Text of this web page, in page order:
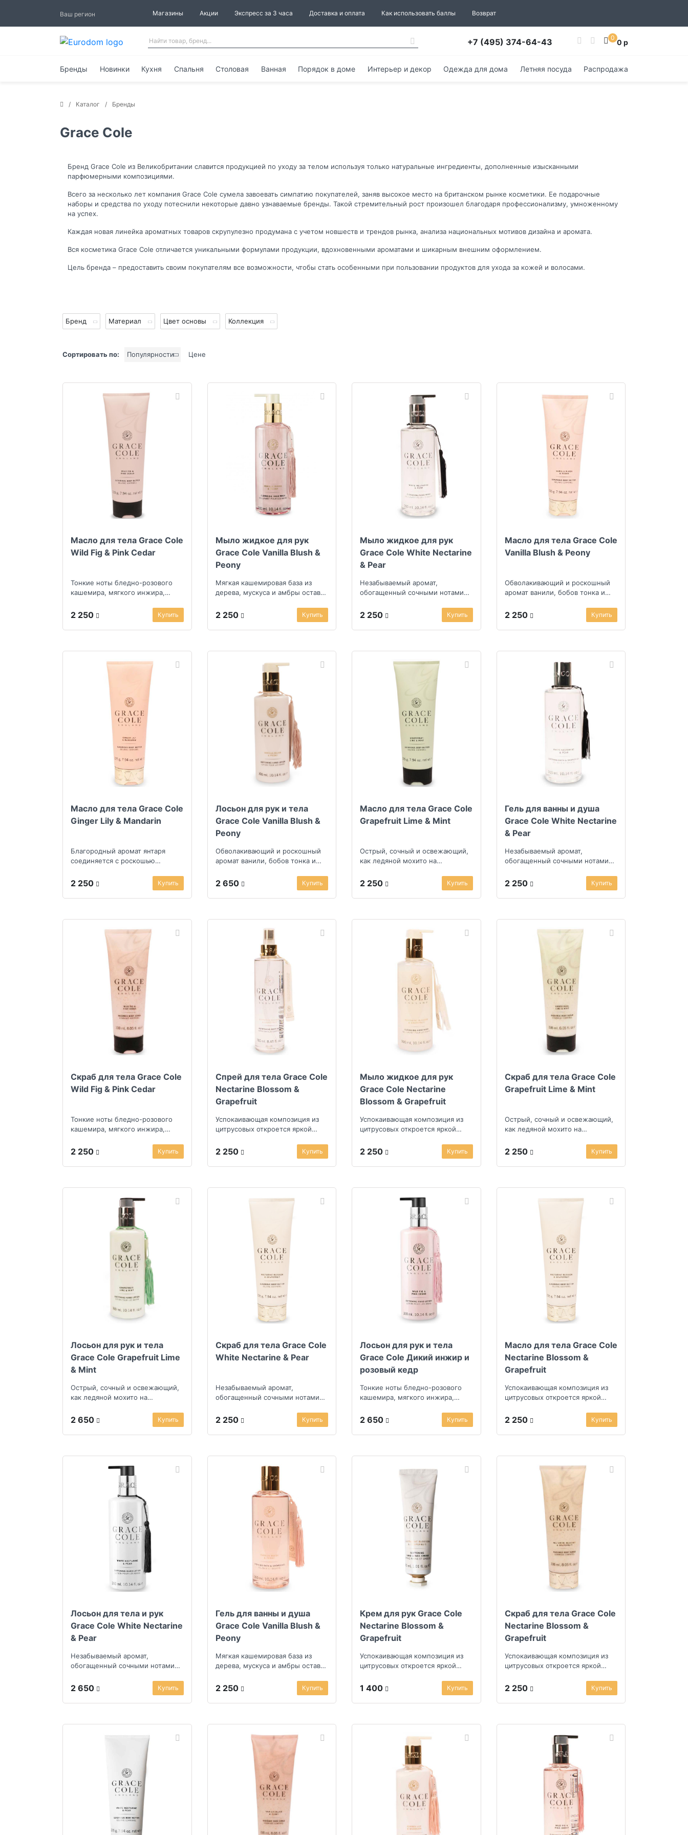
Ваш регион Магазины Акции Экспресс за 3 часа Доставка и оплата Как использовать баллы Возврат
+7 (495) 374-64-43 0 0 р
Бренды Новинки Кухня Спальня Столовая Ванная Порядок в доме Интерьер и декор Одежда для дома Летняя посуда Распродажа
Каталог Бренды
Grace Cole
Бренд Grace Cole из Великобритании славится продукцией по уходу за телом используя только натуральные ингредиенты, дополненные изысканными
парфюмерными композициями.
Всего за несколько лет компания Grace Cole сумела завоевать симпатию покупателей, заняв высокое место на британском рынке косметики. Ее подарочные
наборы и средства по уходу потеснили некоторые давно узнаваемые бренды. Такой стремительный рост произошел благодаря профессионализму, умноженному
на успех.
Каждая новая линейка ароматных товаров скрупулезно продумана с учетом новшеств и трендов рынка, анализа национальных мотивов дизайна и аромата.
Вся косметика Grace Cole отличается уникальными формулами продукции, вдохновенными ароматами и шикарным внешним оформлением.
Цель бренда – предоставить своим покупателям все возможности, чтобы стать особенными при пользовании продуктов для ухода за кожей и волосами.
Бренд Материал Цвет основы Коллекция
Сортировать по: Популярности Цене
Масло для тела Grace Cole
Wild Fig & Pink Cedar
Тонкие ноты бледно-розового
кашемира, мягкого инжира,
2 250 Купить
Мыло жидкое для рук
Grace Cole Vanilla Blush &
Peony
Мягкая кашемировая база из
дерева, мускуса и амбры оставит
шлейф
2 250 Купить
Мыло жидкое для рук
Grace Cole White Nectarine
& Pear
Незабываемый аромат,
обогащенный сочными нотами
2 250 Купить
Масло для тела Grace Cole
Vanilla Blush & Peony
Обволакивающий и роскошный
аромат ванили, бобов тонка и
2 250 Купить
Масло для тела Grace Cole
Ginger Lily & Mandarin
Благородный аромат янтаря
соединяется с роскошью
2 250 Купить
Лосьон для рук и тела
Grace Cole Vanilla Blush &
Peony
Обволакивающий и роскошный
аромат ванили, бобов тонка и
2 650 Купить
Масло для тела Grace Cole
Grapefruit Lime & Mint
Острый, сочный и освежающий,
как ледяной мохито на
2 250 Купить
Гель для ванны и душа
Grace Cole White Nectarine
& Pear
Незабываемый аромат,
обогащенный сочными нотами
2 250 Купить
Скраб для тела Grace Cole
Wild Fig & Pink Cedar
Тонкие ноты бледно-розового
кашемира, мягкого инжира,
2 250 Купить
Спрей для тела Grace Cole
Nectarine Blossom &
Grapefruit
Успокаивающая композиция из
цитрусовых откроется яркой
ягодами черной с...
2 250 Купить
Мыло жидкое для рук
Grace Cole Nectarine
Blossom & Grapefruit
Успокаивающая композиция из
цитрусовых откроется яркой
ягодами черной с...
2 250 Купить
Скраб для тела Grace Cole
Grapefruit Lime & Mint
Острый, сочный и освежающий,
как ледяной мохито на
2 250 Купить
Лосьон для рук и тела
Grace Cole Grapefruit Lime
& Mint
Острый, сочный и освежающий,
как ледяной мохито на
2 650 Купить
Скраб для тела Grace Cole
White Nectarine & Pear
Незабываемый аромат,
обогащенный сочными нотами
2 250 Купить
Лосьон для рук и тела
Grace Cole Дикий инжир и
розовый кедр
Тонкие ноты бледно-розового
кашемира, мягкого инжира,
2 650 Купить
Масло для тела Grace Cole
Nectarine Blossom &
Grapefruit
Успокаивающая композиция из
цитрусовых откроется яркой
ягодами черной с...
2 250 Купить
Лосьон для тела и рук
Grace Cole White Nectarine
& Pear
Незабываемый аромат,
обогащенный сочными нотами
2 650 Купить
Гель для ванны и душа
Grace Cole Vanilla Blush &
Peony
Мягкая кашемировая база из
дерева, мускуса и амбры оставит
шлейф
2 250 Купить
Крем для рук Grace Cole
Nectarine Blossom &
Grapefruit
Успокаивающая композиция из
цитрусовых откроется яркой
ягодами черной с...
1 400 Купить
Скраб для тела Grace Cole
Nectarine Blossom &
Grapefruit
Успокаивающая композиция из
цитрусовых откроется яркой
ягодами черной с...
2 250 Купить